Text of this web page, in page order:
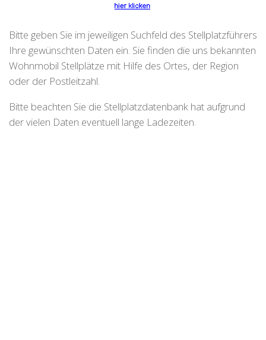
Bitte geben Sie im jeweiligen Suchfeld des Stellplatzführers
Ihre gewünschten Daten ein. Sie finden die uns bekannten
Wohnmobil Stellplätze mit Hilfe des Ortes, der Region
oder der Postleitzahl.
Bitte beachten Sie die Stellplatzdatenbank hat aufgrund
der vielen Daten eventuell lange Ladezeiten.